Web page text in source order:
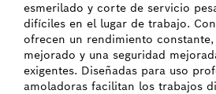
esmerilado y corte de servicio
difíciles en el lugar de trabajo.
ofrecen un rendimiento
mejorado y una seguridad
exigentes. Diseñadas para uso
amoladoras facilitan los trabajos